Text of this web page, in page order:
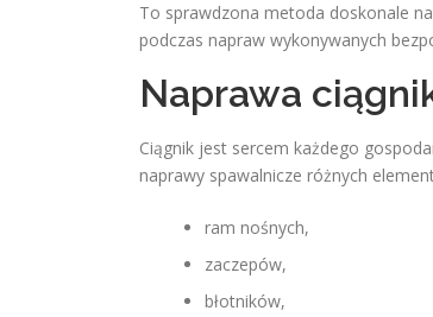
To sprawdzona metoda doskonale
podczas napraw wykonywanych
Naprawa
Ciągnik jest sercem każdego
naprawy spawalnicze różnych
ram nośnych,
zaczepów,
błotników,